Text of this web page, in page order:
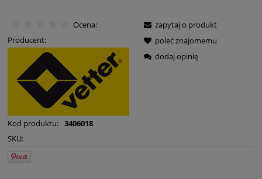
Ocena:
Producent:
Kod produktu: 3406018
SKU:
zapytaj o produkt
poleć znajomemu
dodaj opinię